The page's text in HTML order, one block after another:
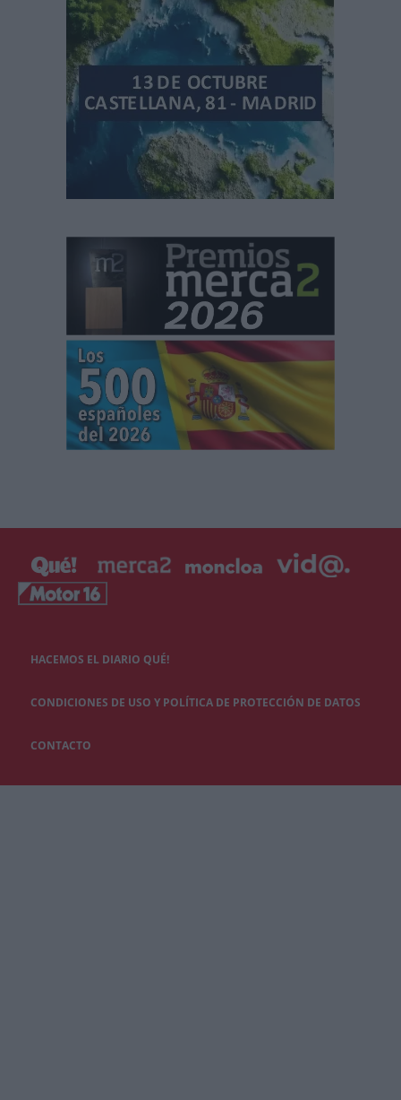
HACEMOS EL DIARIO QUÉ!
CONDICIONES DE USO Y POLÍTICA DE PROTECCIÓN DE DATOS
CONTACTO